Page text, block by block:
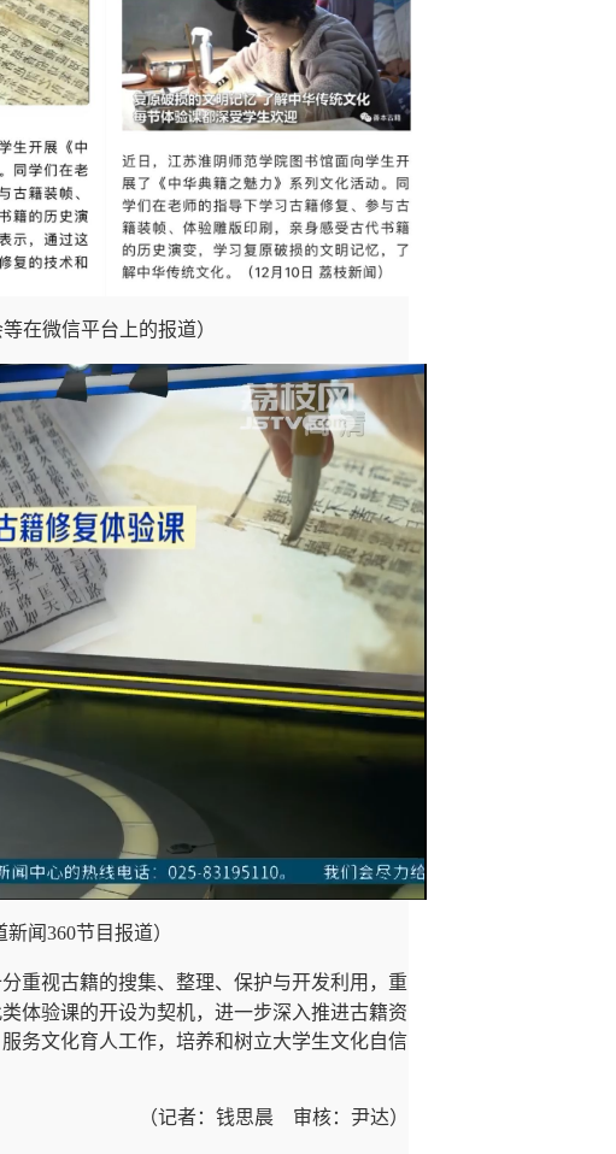
在微信平台上的报道）
闻360节目报道）
重视古籍的搜集、整理、保护与开发利用，重
体验课的开设为契机，进一步深入推进古籍资
务文化育人工作，培养和树立大学生文化自信
（记者：钱思晨 审核：尹达）